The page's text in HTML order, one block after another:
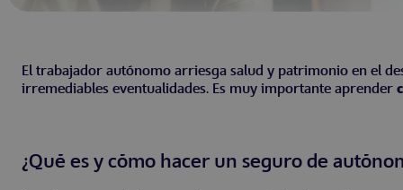
El trabajador autónomo arriesga salud y patrimonio en el
irremediables eventualidades. Es muy importante aprender
¿Qué es y cómo hacer un seguro de